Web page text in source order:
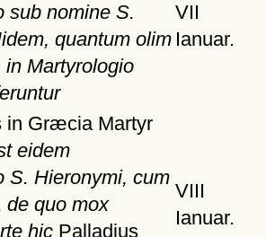
sub nomine S.
quantum olim
Martyrologio
VII
Ianuar.
in Græcia Martyr
eidem
S. Hieronymi, cum
de quo mox
hicPalladius
VIII
Ianuar.